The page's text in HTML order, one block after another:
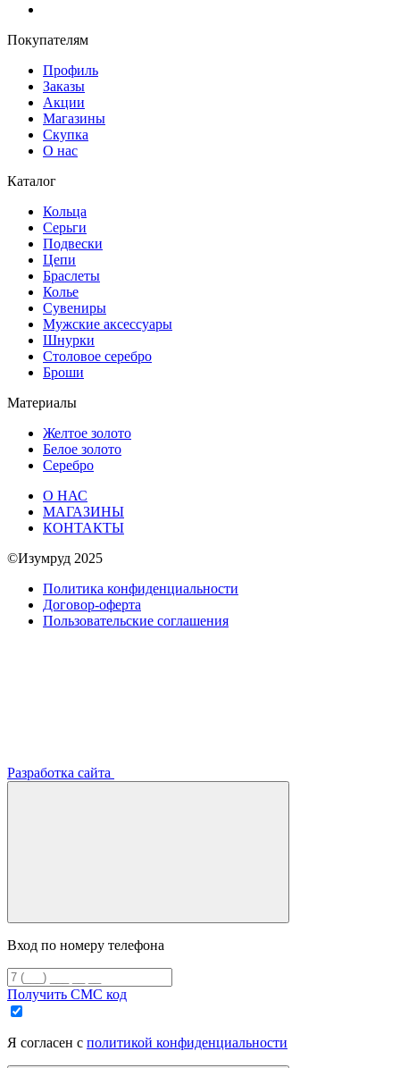
Покупателям
Профиль
Заказы
Акции
Магазины
Скупка
О нас
Каталог
Кольца
Серьги
Подвески
Цепи
Браслеты
Колье
Сувениры
Мужские аксессуары
Шнурки
Столовое серебро
Броши
Материалы
Желтое золото
Белое золото
Серебро
О НАС
МАГАЗИНЫ
КОНТАКТЫ
©Изумруд 2025
Политика конфиденциальности
Договор-оферта
Пользовательские соглашения
Разработка сайта
Вход по номеру телефона
Получить СМС код
Я согласен с политикой конфиденциальности